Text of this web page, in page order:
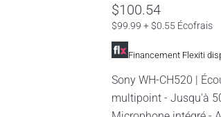
Prix actuel
$100.54
$99.99 + $0.55 Écofrais
Financement Flexiti
Sony WH-CH520 |
multipoint - Jusqu'à